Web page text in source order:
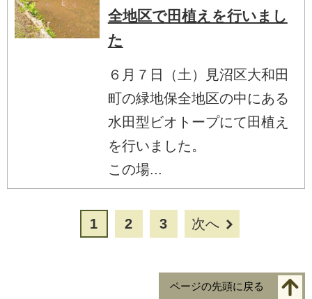
全地区で田植えを行いまし
た
６月７日（土）見沼区大和田
町の緑地保全地区の中にある
水田型ビオトープにて田植え
を行いました。
この場...
1 2 3 次へ
ページの先頭に戻る